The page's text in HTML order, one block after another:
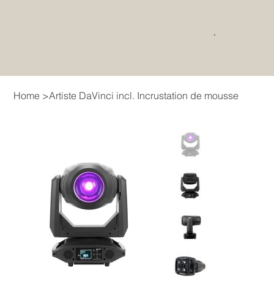
Home >Artiste DaVinci incl. Incrustation de mousse